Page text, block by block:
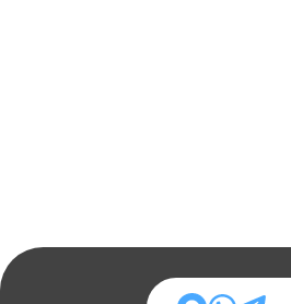
Визовая компания Павла Агешина